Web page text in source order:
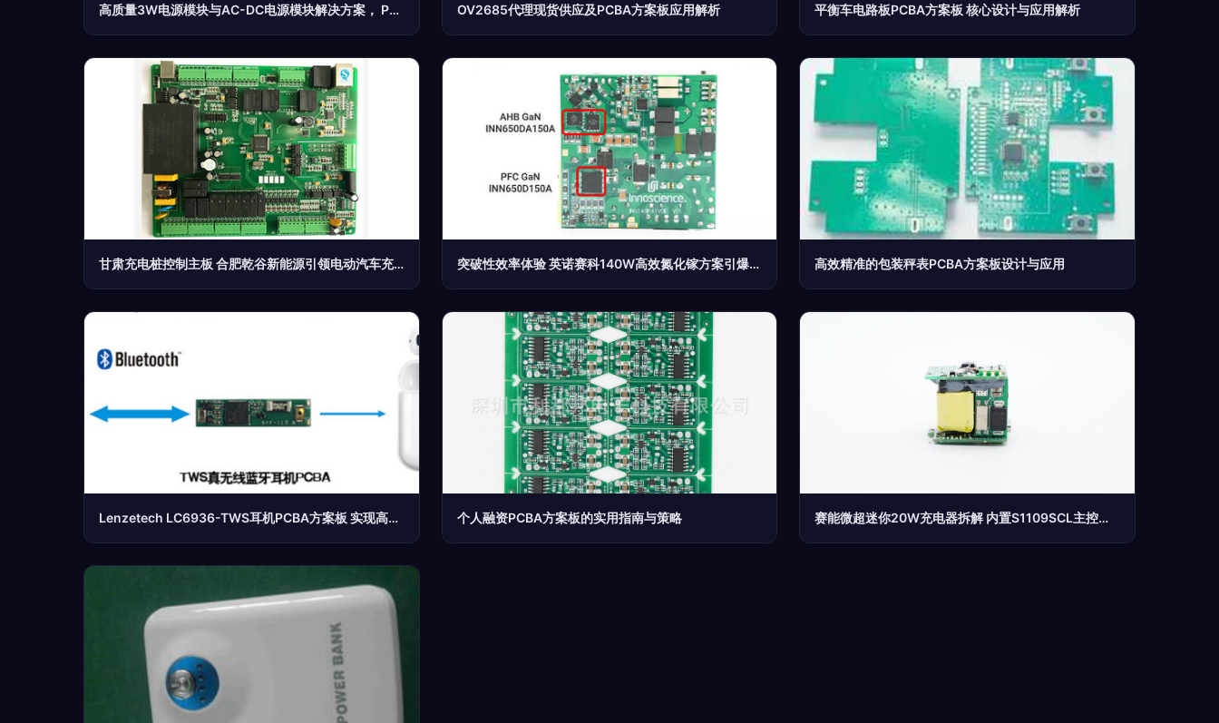
高质量3W电源模块与AC-DC电源模块解决方案， PCBA定制首选捷配电子市场网 OV2685代理现货供应及PCBA方案板应用解析 平衡车电路板PCBA方案板 核心设计与应用解析
甘肃充电桩控制主板 合肥乾谷新能源引领电动汽车充电桩PCBA方案 突破性效率体验 英诺赛科140W高效氮化镓方案引爆电源革新 高效精准的包装秤表PCBA方案板设计与应用
Lenzetech LC6936-TWS耳机PCBA方案板 实现高性能与低功耗的完美平衡 个人融资PCBA方案板的实用指南与策略 赛能微超迷你20W充电器拆解 内置S1109SCL主控芯片的PCBA方案板深度解析